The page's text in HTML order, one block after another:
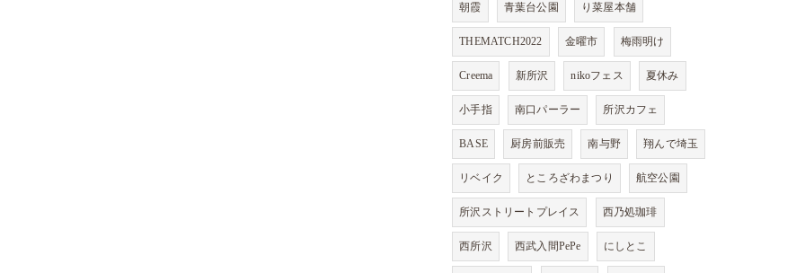
朝霞 青葉台公園 り菜屋本舗
THEMATCH2022 金曜市 梅雨明け
Creema 新所沢 nikoフェス 夏休み
小手指 南口パーラー 所沢カフェ
BASE 厨房前販売 南与野 翔んで埼玉
リベイク ところざわまつり 航空公園
所沢ストリートプレイス 西乃処珈琲
西所沢 西武入間PePe にしとこ